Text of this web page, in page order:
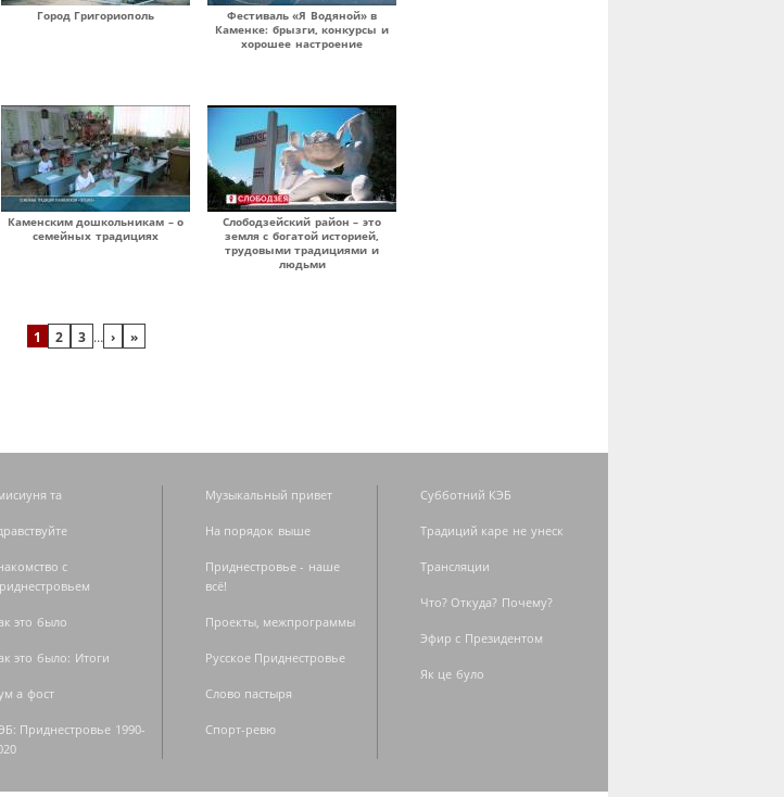
Город Григориополь
Фестиваль «Я Водяной» в
Каменке: брызги, конкурсы и
хорошее настроение
Каменским дошкольникам – о
семейных традициях
Слободзейский район – это
земля с богатой историей,
трудовыми традициями и
людьми
1 2 3 … › »
та
с
это было
это было: Итоги
а фост
Приднестровье 1990-
Музыкальный привет
На порядок выше
Приднестровье - наше
всё!
Проекты, межпрограммы
Русское Приднестровье
Слово пастыря
Спорт-ревю
Субботний КЭБ
Традиций каре не унеск
Трансляции
Что? Откуда? Почему?
Эфир с Президентом
Як це було